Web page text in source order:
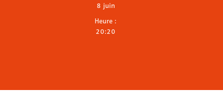
8 juin
Heure :
20:20